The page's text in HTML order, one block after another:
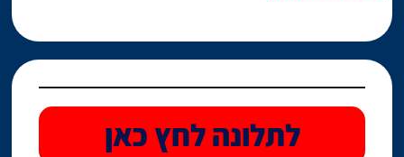
לתלונה לחץ כאן